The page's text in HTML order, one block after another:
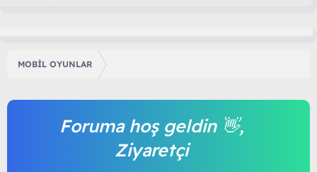
MOBİL OYUNLAR
Foruma hoş geldin 👋,
Ziyaretçi